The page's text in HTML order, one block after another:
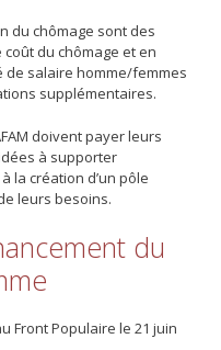
du chômage sont des
du chômage et en
de salaire homme/femmes
supplémentaires.
doivent payer leurs
à supporter
la création d’un pôle
leurs besoins.
du
Front Populaire le 21 juin